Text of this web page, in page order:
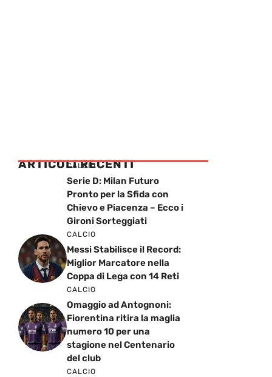
ARTICOLI RECENTI
CALCIO
Serie D: Milan Futuro
Pronto per la Sfida con
Chievo e Piacenza – Ecco i
Gironi Sorteggiati
CALCIO
Messi Stabilisce il Record:
Miglior Marcatore nella
Coppa di Lega con 14 Reti
CALCIO
Omaggio ad Antognoni:
Fiorentina ritira la maglia
numero 10 per una
stagione nel Centenario
del club
CALCIO